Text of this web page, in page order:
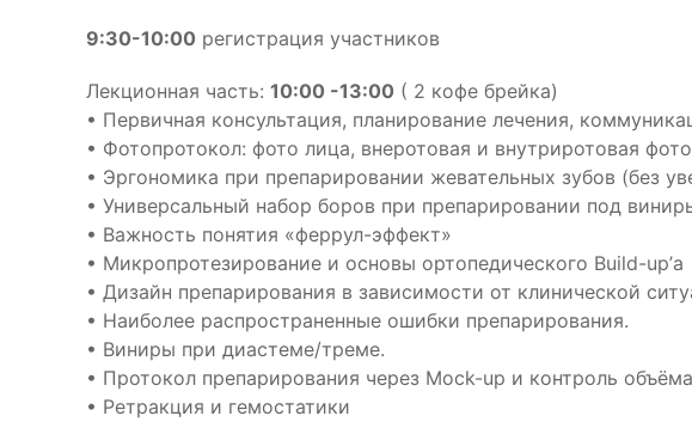
9:30-10:00 регистрация участников
Лекционная часть: 10:00 -13:00 ( 2 кофе брейка)
• Первичная консультация, планирование лечения,
• Фотопротокол: фото лица, внеротовая и внутриротовая
• Эргономика при препарировании жевательных зубов (без
• Универсальный набор боров при препарировании под
• Важность понятия «феррул-эффект»
• Микропротезирование и основы ортопедического Build-up’а
• Дизайн препарирования в зависимости от клинической
• Наиболее распространенные ошибки препарирования.
• Виниры при диастеме/треме.
• Протокол препарирования через Mock-up и контроль
• Ретракция и гемостатики